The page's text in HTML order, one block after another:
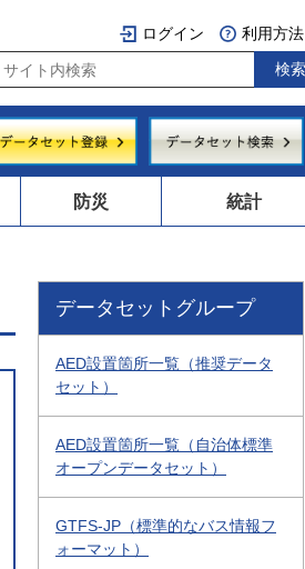
ログイン 利用方法
防災 統計
データセットグループ
AED設置箇所一覧（推奨データ
セット）
AED設置箇所一覧（自治体標準
オープンデータセット）
GTFS-JP（標準的なバス情報フ
ォーマット）